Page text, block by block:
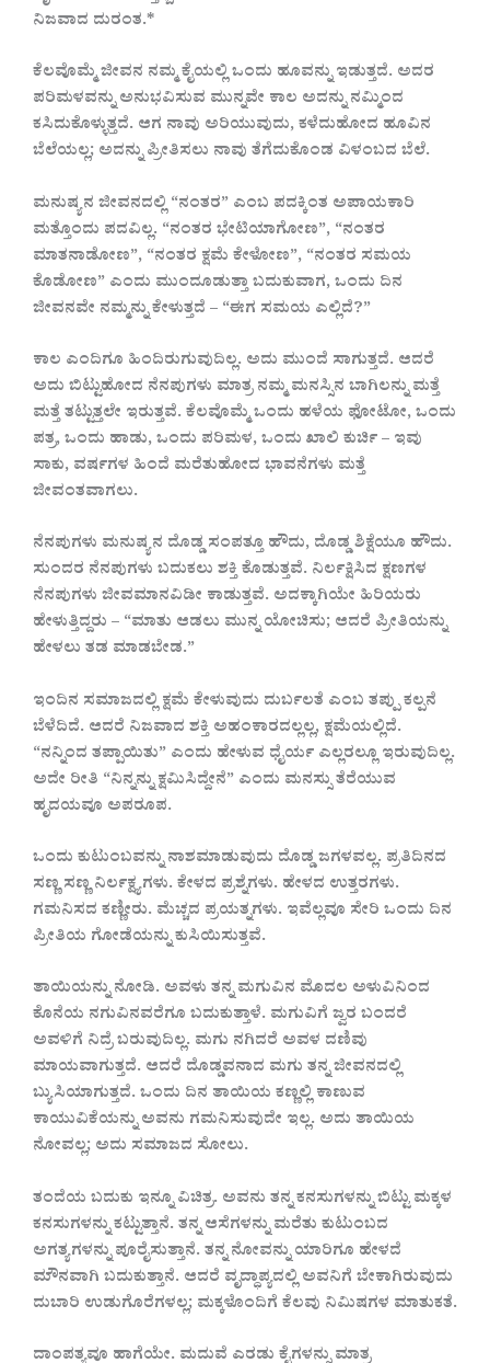
ನಿಜವಾದ ದುರಂತ.*
ಕೆಲವೊಮ್ಮೆ ಜೀವನ ನಮ್ಮ ಕೈಯಲ್ಲಿ ಒಂದು ಹೂವನ್ನು ಇಡುತ್ತದೆ. ಅದರ
ಪರಿಮಳವನ್ನು ಅನುಭವಿಸುವ ಮುನ್ನವೇ ಕಾಲ ಅದನ್ನು ನಮ್ಮಿಂದ
ಕಸಿದುಕೊಳ್ಳುತ್ತದೆ. ಆಗ ನಾವು ಅರಿಯುವುದು, ಕಳೆದುಹೋದ ಹೂವಿನ
ಬೆಲೆಯಲ್ಲ; ಅದನ್ನು ಪ್ರೀತಿಸಲು ನಾವು ತೆಗೆದುಕೊಂಡ ವಿಳಂಬದ ಬೆಲೆ.
ಮನುಷ್ಯನ ಜೀವನದಲ್ಲಿ “ನಂತರ” ಎಂಬ ಪದಕ್ಕಿಂತ ಅಪಾಯಕಾರಿ
ಮತ್ತೊಂದು ಪದವಿಲ್ಲ. “ನಂತರ ಭೇಟಿಯಾಗೋಣ”, “ನಂತರ
ಮಾತನಾಡೋಣ”, “ನಂತರ ಕ್ಷಮೆ ಕೇಳೋಣ”, “ನಂತರ ಸಮಯ
ಕೊಡೋಣ” ಎಂದು ಮುಂದೂಡುತ್ತಾ ಬದುಕುವಾಗ, ಒಂದು ದಿನ
ಜೀವನವೇ ನಮ್ಮನ್ನು ಕೇಳುತ್ತದೆ – “ಈಗ ಸಮಯ ಎಲ್ಲಿದೆ?”
ಕಾಲ ಎಂದಿಗೂ ಹಿಂದಿರುಗುವುದಿಲ್ಲ. ಅದು ಮುಂದೆ ಸಾಗುತ್ತದೆ. ಆದರೆ
ಅದು ಬಿಟ್ಟುಹೋದ ನೆನಪುಗಳು ಮಾತ್ರ ನಮ್ಮ ಮನಸ್ಸಿನ ಬಾಗಿಲನ್ನು ಮತ್ತೆ
ಮತ್ತೆ ತಟ್ಟುತ್ತಲೇ ಇರುತ್ತವೆ. ಕೆಲವೊಮ್ಮೆ ಒಂದು ಹಳೆಯ ಫೋಟೋ, ಒಂದು
ಪತ್ರ, ಒಂದು ಹಾಡು, ಒಂದು ಪರಿಮಳ, ಒಂದು ಖಾಲಿ ಕುರ್ಚಿ – ಇವು
ಸಾಕು, ವರ್ಷಗಳ ಹಿಂದೆ ಮರೆತುಹೋದ ಭಾವನೆಗಳು ಮತ್ತೆ
ಜೀವಂತವಾಗಲು.
ನೆನಪುಗಳು ಮನುಷ್ಯನ ದೊಡ್ಡ ಸಂಪತ್ತೂ ಹೌದು, ದೊಡ್ಡ ಶಿಕ್ಷೆಯೂ ಹೌದು.
ಸುಂದರ ನೆನಪುಗಳು ಬದುಕಲು ಶಕ್ತಿ ಕೊಡುತ್ತವೆ. ನಿರ್ಲಕ್ಷಿಸಿದ ಕ್ಷಣಗಳ
ನೆನಪುಗಳು ಜೀವಮಾನವಿಡೀ ಕಾಡುತ್ತವೆ. ಅದಕ್ಕಾಗಿಯೇ ಹಿರಿಯರು
ಹೇಳುತ್ತಿದ್ದರು – “ಮಾತು ಆಡಲು ಮುನ್ನ ಯೋಚಿಸು; ಆದರೆ ಪ್ರೀತಿಯನ್ನು
ಹೇಳಲು ತಡ ಮಾಡಬೇಡ.”
ಇಂದಿನ ಸಮಾಜದಲ್ಲಿ ಕ್ಷಮೆ ಕೇಳುವುದು ದುರ್ಬಲತೆ ಎಂಬ ತಪ್ಪು ಕಲ್ಪನೆ
ಬೆಳೆದಿದೆ. ಆದರೆ ನಿಜವಾದ ಶಕ್ತಿ ಅಹಂಕಾರದಲ್ಲಲ್ಲ, ಕ್ಷಮೆಯಲ್ಲಿದೆ.
“ನನ್ನಿಂದ ತಪ್ಪಾಯಿತು” ಎಂದು ಹೇಳುವ ಧೈರ್ಯ ಎಲ್ಲರಲ್ಲೂ ಇರುವುದಿಲ್ಲ.
ಅದೇ ರೀತಿ “ನಿನ್ನನ್ನು ಕ್ಷಮಿಸಿದ್ದೇನೆ” ಎಂದು ಮನಸ್ಸು ತೆರೆಯುವ
ಹೃದಯವೂ ಅಪರೂಪ.
ಒಂದು ಕುಟುಂಬವನ್ನು ನಾಶಮಾಡುವುದು ದೊಡ್ಡ ಜಗಳವಲ್ಲ. ಪ್ರತಿದಿನದ
ಸಣ್ಣ ಸಣ್ಣ ನಿರ್ಲಕ್ಷ್ಯಗಳು. ಕೇಳದ ಪ್ರಶ್ನೆಗಳು. ಹೇಳದ ಉತ್ತರಗಳು.
ಗಮನಿಸದ ಕಣ್ಣೀರು. ಮೆಚ್ಚದ ಪ್ರಯತ್ನಗಳು. ಇವೆಲ್ಲವೂ ಸೇರಿ ಒಂದು ದಿನ
ಪ್ರೀತಿಯ ಗೋಡೆಯನ್ನು ಕುಸಿಯಿಸುತ್ತವೆ.
ತಾಯಿಯನ್ನು ನೋಡಿ. ಅವಳು ತನ್ನ ಮಗುವಿನ ಮೊದಲ ಅಳುವಿನಿಂದ
ಕೊನೆಯ ನಗುವಿನವರೆಗೂ ಬದುಕುತ್ತಾಳೆ. ಮಗುವಿಗೆ ಜ್ವರ ಬಂದರೆ
ಅವಳಿಗೆ ನಿದ್ರೆ ಬರುವುದಿಲ್ಲ. ಮಗು ನಗಿದರೆ ಅವಳ ದಣಿವು
ಮಾಯವಾಗುತ್ತದೆ. ಆದರೆ ದೊಡ್ಡವನಾದ ಮಗು ತನ್ನ ಜೀವನದಲ್ಲಿ
ಬ್ಯುಸಿಯಾಗುತ್ತದೆ. ಒಂದು ದಿನ ತಾಯಿಯ ಕಣ್ಣಲ್ಲಿ ಕಾಣುವ
ಕಾಯುವಿಕೆಯನ್ನು ಅವನು ಗಮನಿಸುವುದೇ ಇಲ್ಲ. ಅದು ತಾಯಿಯ
ನೋವಲ್ಲ; ಅದು ಸಮಾಜದ ಸೋಲು.
ತಂದೆಯ ಬದುಕು ಇನ್ನೂ ವಿಚಿತ್ರ. ಅವನು ತನ್ನ ಕನಸುಗಳನ್ನು ಬಿಟ್ಟು ಮಕ್ಕಳ
ಕನಸುಗಳನ್ನು ಕಟ್ಟುತ್ತಾನೆ. ತನ್ನ ಆಸೆಗಳನ್ನು ಮರೆತು ಕುಟುಂಬದ
ಅಗತ್ಯಗಳನ್ನು ಪೂರೈಸುತ್ತಾನೆ. ತನ್ನ ನೋವನ್ನು ಯಾರಿಗೂ ಹೇಳದೆ
ಮೌನವಾಗಿ ಬದುಕುತ್ತಾನೆ. ಆದರೆ ವೃದ್ಧಾಪ್ಯದಲ್ಲಿ ಅವನಿಗೆ ಬೇಕಾಗಿರುವುದು
ದುಬಾರಿ ಉಡುಗೊರೆಗಳಲ್ಲ; ಮಕ್ಕಳೊಂದಿಗೆ ಕೆಲವು ನಿಮಿಷಗಳ ಮಾತುಕತೆ.
ದಾಂಪತ್ಯವೂ ಹಾಗೆಯೇ. ಮದುವೆ ಎರಡು ಕೈಗಳನ್ನು ಮಾತ್ರ